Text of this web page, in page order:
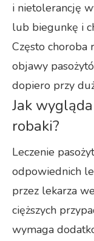
i nietolerancję
lub biegunkę i
Często choroba
objawy
dopiero przy
Jak
robaki?
Leczenie
odpowiednich
przez lekarza
cięższych
wymaga